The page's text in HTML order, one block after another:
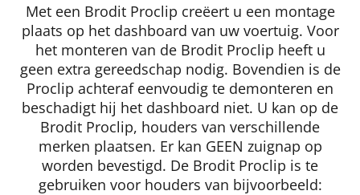
Met een Brodit Proclip creëert u een montage
plaats op het dashboard van uw voertuig. Voor
het monteren van de Brodit Proclip heeft u
geen extra gereedschap nodig. Bovendien is de
Proclip achteraf eenvoudig te demonteren en
beschadigt hij het dashboard niet. U kan op de
Brodit Proclip, houders van verschillende
merken plaatsen. Er kan GEEN zuignap op
worden bevestigd. De Brodit Proclip is te
gebruiken voor houders van bijvoorbeeld: